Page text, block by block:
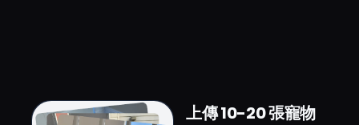
上傳 10-20 張寵物